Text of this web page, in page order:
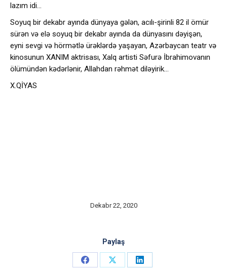
lazım idi…
Soyuq bir dekabr ayında dünyaya gələn, acılı-şirinli 82 il ömür
sürən və elə soyuq bir dekabr ayında da dünyasını dəyişən,
eyni sevgi və hörmətlə ürəklərdə yaşayan, Azərbaycan teatr və
kinosunun XANIM aktrisası, Xalq artisti Səfurə İbrahimovanın
ölümündən kədərlənir, Allahdan rəhmət diləyirik…
X.QİYAS
Dekabr 22, 2020
Paylaş
Share
Share
Share